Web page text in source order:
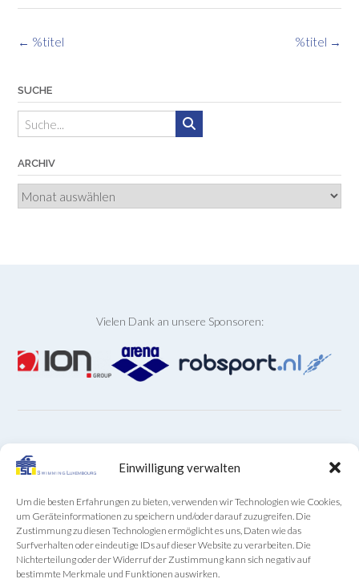
Einwilligung verwalten
Um die besten Erfahrungen zu bieten, verwenden wir Technologien wie Cookies,
um Geräteinformationen zu speichern und/oder darauf zuzugreifen. Die
Zustimmung zu diesen Technologien ermöglicht es uns, Daten wie das
Surfverhalten oder eindeutige IDs auf dieser Website zu verarbeiten. Die
Nichterteilung oder der Widerruf der Zustimmung kann sich negativ auf
bestimmte Merkmale und Funktionen auswirken.
Beitragsnavigation %titel →
← %titel
SUCHE
ARCHIV
Archiv
Vielen Dank an unsere Sponsoren:
ARCHIVE